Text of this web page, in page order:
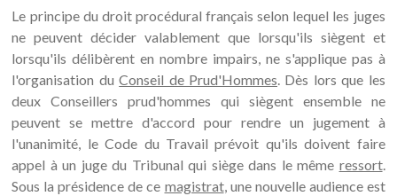
Le principe du droit procédural français selon lequel les juges
ne peuvent décider valablement que lorsqu'ils siègent et
lorsqu'ils délibèrent en nombre impairs, ne s'applique pas à
l'organisation duConseil de Prud'Hommes. Dès lors que les
deux Conseillers prud'hommes qui siègent ensemble ne
peuvent se mettre d'accord pour rendre un jugement à
l'unanimité, le Code du Travail prévoit qu'ils doivent faire
appel à un juge du Tribunal qui siège dans le même ressort.
Sous la présidence de ce magistrat, une nouvelle audience est